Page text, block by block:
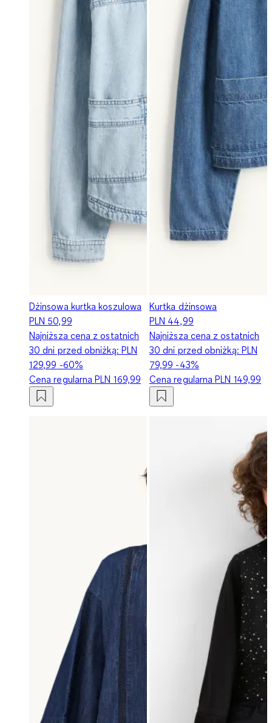
Dżinsowa kurtka koszulowa
PLN 50,99
Najniższa cena z ostatnich
30 dni przed obniżką: PLN
129,99 -60%
Cena regularnaPLN 169,99
Kurtka dżinsowa
PLN 44,99
Najniższa cena z ostatnich
30 dni przed obniżką: PLN
79,99 -43%
Cena regularnaPLN 149,99